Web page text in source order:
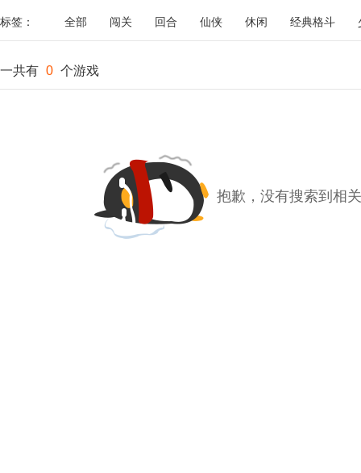
标签： 全部 闯关 回合 仙侠 休闲 经典格斗
一共有 0 个游戏
抱歉，没有搜索到相